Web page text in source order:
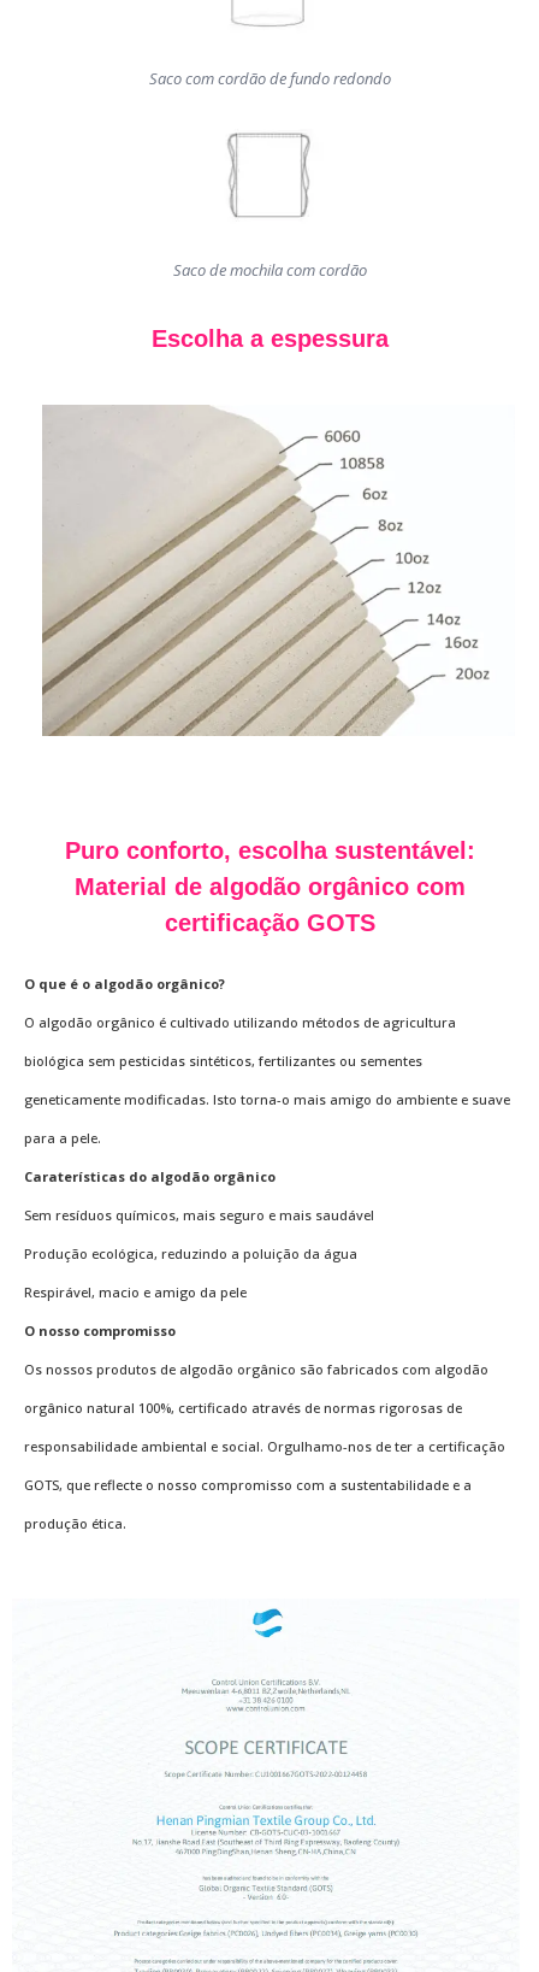
Saco com cordão de fundo redondo
Saco de mochila com cordão
Escolha a espessura
Puro conforto, escolha sustentável:
Material de algodão orgânico com
certificação GOTS
O que é o algodão orgânico?
O algodão orgânico é cultivado utilizando métodos de agricultura
biológica sem pesticidas sintéticos, fertilizantes ou sementes
geneticamente modificadas. Isto torna-o mais amigo do ambiente e suave
para a pele.
Caraterísticas do algodão orgânico
Sem resíduos químicos, mais seguro e mais saudável
Produção ecológica, reduzindo a poluição da água
Respirável, macio e amigo da pele
O nosso compromisso
Os nossos produtos de algodão orgânico são fabricados com algodão
orgânico natural 100%, certificado através de normas rigorosas de
responsabilidade ambiental e social. Orgulhamo-nos de ter a certificação
GOTS, que reflecte o nosso compromisso com a sustentabilidade e a
produção ética.